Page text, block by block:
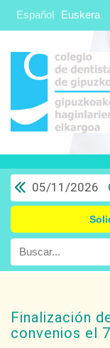
Español Euskera
05/11/2026
Finalización
convenios el